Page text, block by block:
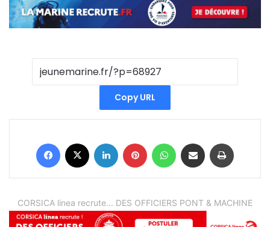
Copy URL
Facebook Linkedin Pinterest WhatsAppPartager par email
CORSICA linea recrute... DES OFFICIERS PONT & MACHINE